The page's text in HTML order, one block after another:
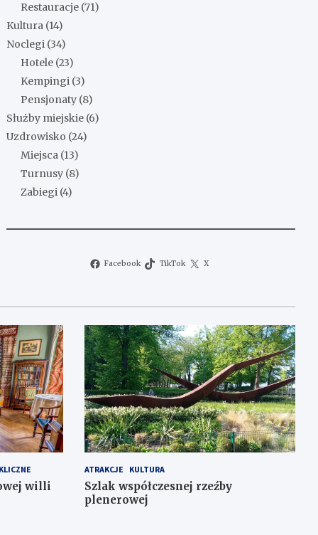
Restauracje (71)
Kultura (14)
Noclegi (34)
Hotele (23)
Kempingi (3)
Pensjonaty (8)
Służby miejskie (6)
Uzdrowisko (24)
Miejsca (13)
Turnusy (8)
Zabiegi (4)
Facebook TikTok X
willi
ATRAKCJE KULTURA
Szlak współczesnej rzeźby
plenerowej